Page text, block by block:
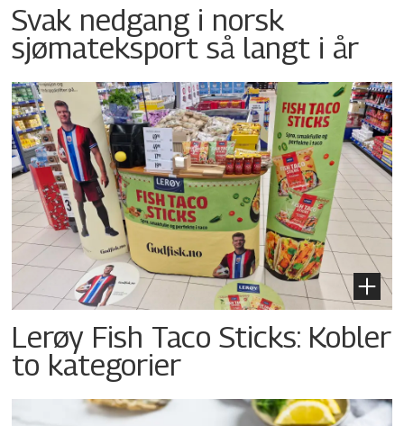
Svak nedgang i norsk
sjømateksport så langt i år
Lerøy Fish Taco Sticks: Kobler
to kategorier